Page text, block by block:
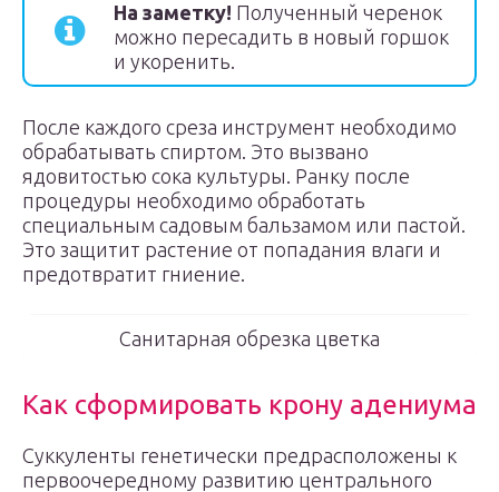
На заметку! Полученный черенок
можно пересадить в новый горшок
и укоренить.
После каждого среза инструмент необходимо
обрабатывать спиртом. Это вызвано
ядовитостью сока культуры. Ранку после
процедуры необходимо обработать
специальным садовым бальзамом или пастой.
Это защитит растение от попадания влаги и
предотвратит гниение.
Санитарная обрезка цветка
Как сформировать крону адениума
Суккуленты генетически предрасположены к
первоочередному развитию центрального